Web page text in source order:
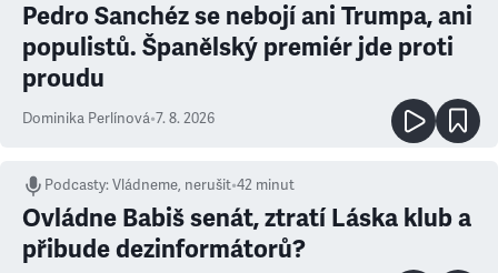
Pedro Sanchéz se nebojí ani Trumpa, ani
populistů. Španělský premiér jde proti
proudu
Dominika Perlínová•7. 8. 2026
Podcasty:Vládneme, nerušit•42 minut
Ovládne Babiš senát, ztratí Láska klub a
přibude dezinformátorů?